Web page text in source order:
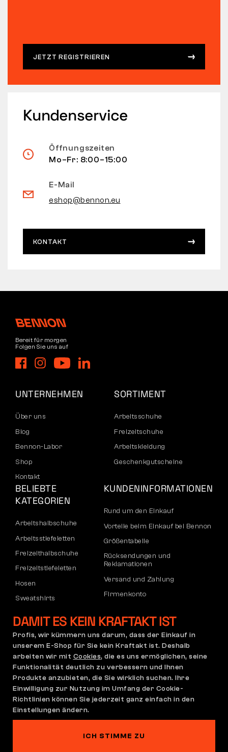
JETZT REGISTRIEREN
Kundenservice
Öffnungszeiten
Mo–Fr: 8:00–15:00
E-Mail
eshop@bennon.eu
KONTAKT
Bereit für morgen
Folgen Sie uns auf
UNTERNEHMEN
Über uns
Blog
Bennon-Labor
Shop
Kontakt
SORTIMENT
Arbeitsschuhe
Freizeitschuhe
Arbeitskleidung
Geschenkgutscheine
BELIEBTE
KATEGORIEN
Arbeitshalbschuhe
Arbeitsstiefeletten
Freizeithalbschuhe
Freizeitstiefeletten
Hosen
Sweatshirts
KUNDENINFORMATIONEN
Rund um den Einkauf
Vorteile beim Einkauf bei Bennon
Größentabelle
Rücksendungen und
Reklamationen
Versand und Zahlung
Firmenkonto
Reklamation und Garantie
Allgemeine
Geschäftsbedingungen
(AGB)
Reklamationsrichtlinie
Cookie-Einstellungen Datenschutzerklärung
DAMIT ES KEIN KRAFTAKT IST
Profis, wir kümmern uns darum, dass der Einkauf in
unserem E-Shop für Sie kein Kraftakt ist. Deshalb
arbeiten wir mit Cookies, die es uns ermöglichen, seine
Funktionalität deutlich zu verbessern und Ihnen
Produkte anzubieten, die Sie wirklich suchen. Ihre
Einwilligung zur Nutzung im Umfang der Cookie-
Richtlinien können Sie jederzeit ganz einfach in den
Einstellungen ändern.
ICH STIMME ZU